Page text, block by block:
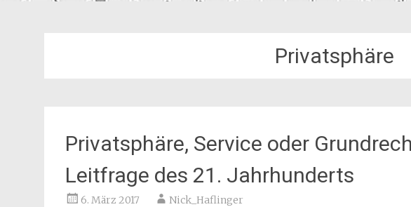
Privatsphäre
Privatsphäre, Service oder
Leitfrage des 21. Jahrhunderts
6. März 2017 Nick_Haflinger